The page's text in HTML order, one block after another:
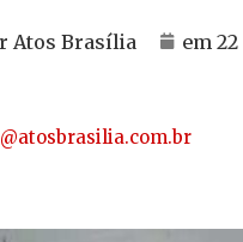
Atos Brasília em